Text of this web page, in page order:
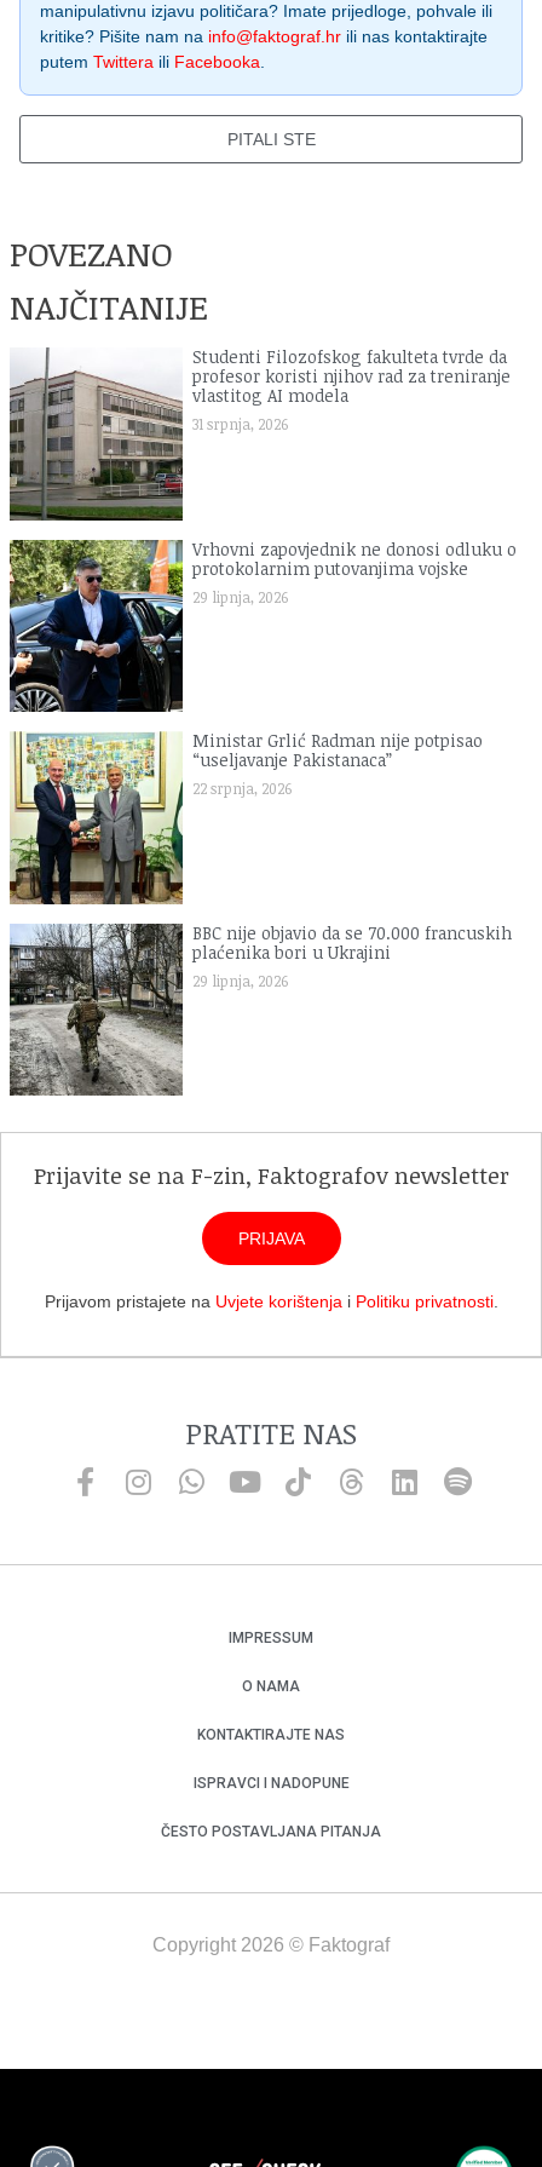
manipulativnu izjavu političara? Imate prijedloge, pohvale ili
kritike? Pišite nam na info@faktograf.hr ili nas kontaktirajte
putem Twittera ili Facebooka.
PITALI STE
POVEZANO
NAJČITANIJE
Studenti Filozofskog fakulteta tvrde da
profesor koristi njihov rad za treniranje
vlastitog AI modela
31 srpnja, 2026
Vrhovni zapovjednik ne donosi odluku o
protokolarnim putovanjima vojske
29 lipnja, 2026
Ministar Grlić Radman nije potpisao
“useljavanje Pakistanaca”
22 srpnja, 2026
BBC nije objavio da se 70.000 francuskih
plaćenika bori u Ukrajini
29 lipnja, 2026
Prijavite se na F-zin, Faktografov newsletter
PRIJAVA
Prijavom pristajete na Uvjete korištenjai Politiku privatnosti.
PRATITE NAS
IMPRESSUM
O NAMA
KONTAKTIRAJTE NAS
ISPRAVCI I NADOPUNE
ČESTO POSTAVLJANA PITANJA
Copyright 2026 © Faktograf